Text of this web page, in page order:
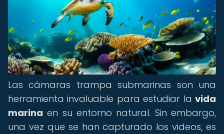
Las cámaras trampa submarinas son una
herramienta invaluable para estudiar la vida
marina en su entorno natural. Sin embargo,
una vez que se han capturado los videos, es